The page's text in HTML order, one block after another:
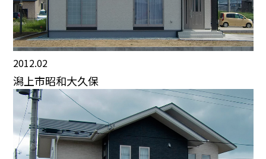
2012.02
潟上市昭和大久保